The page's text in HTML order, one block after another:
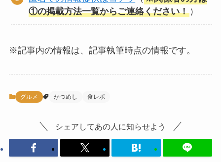
①の掲載方法一覧からご連絡ください！ ）
※記事内の情報は、記事執筆時点の情報です。
グルメ かつめし 食レポ
シェアしてあの人に知らせよう